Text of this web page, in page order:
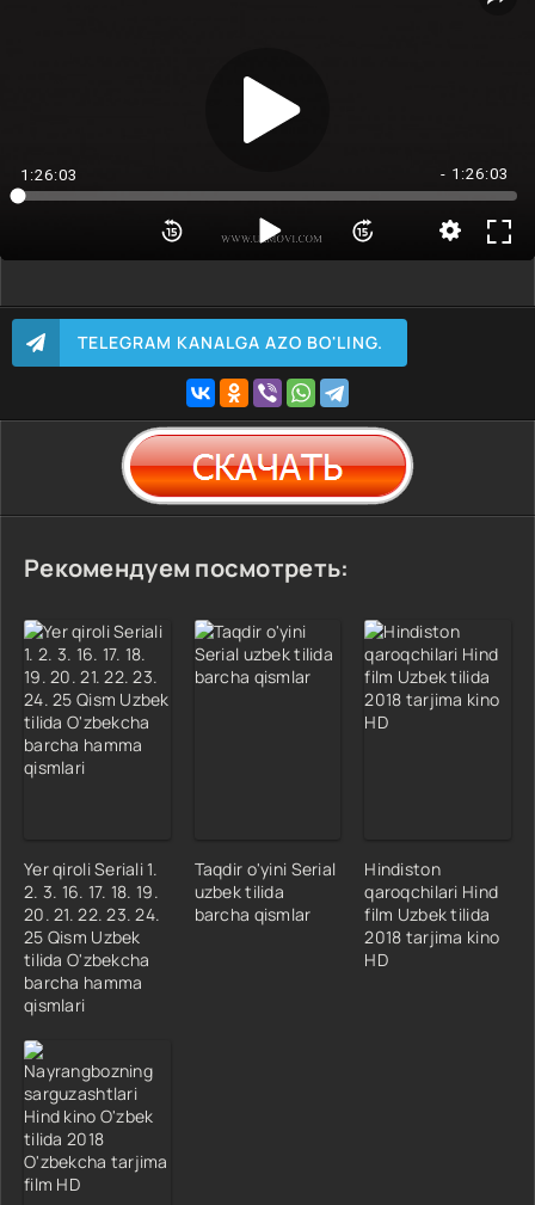
1:26:03 - 1:26:03
TELEGRAM KANALGA AZO BO'LING.
Рекомендуем посмотреть:
Yer qiroli Seriali 1.
2. 3. 16. 17. 18. 19.
20. 21. 22. 23. 24.
25 Qism Uzbek
tilida O'zbekcha
barcha hamma
qismlari
Taqdir o'yini Serial
uzbek tilida
barcha qismlar
Hindiston
qaroqchilari Hind
film Uzbek tilida
2018 tarjima kino
HD